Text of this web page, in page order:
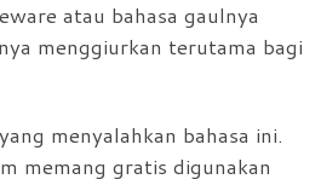
atau bahasa gaulnya
menggiurkan terutama bagi
menyalahkan bahasa ini.
memang gratis digunakan